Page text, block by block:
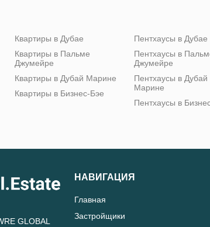
Квартиры в Дубае
Квартиры в Пальме
Джумейре
Квартиры в Дубай Марине
Квартиры в Бизнес-Бэе
Пентхаусы в Дубае
Пентхаусы в
Джумейре
Пентхаусы в Дубай
Марине
Пентхаусы в
GLOBAL
НАВИГАЦИЯ
Главная
Застройщики